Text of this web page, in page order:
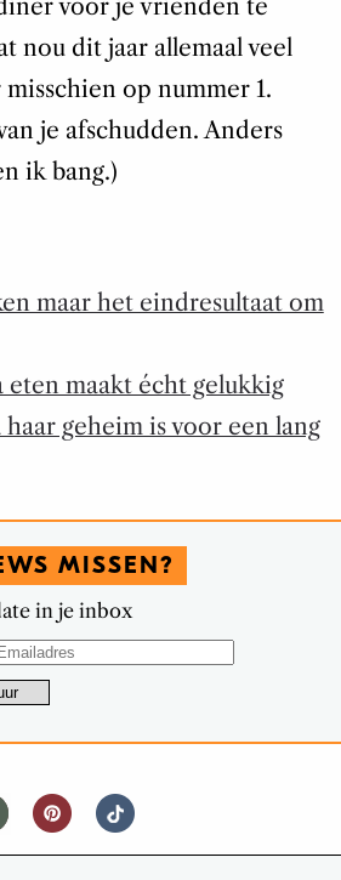
voor je vrienden te
nou dit jaar allemaal veel
op nummer 1.
je afschudden. Anders
ik bang.)
maar het eindresultaat om
eten maakt écht gelukkig
geheim is voor een lang
MISSEN?
in je inbox